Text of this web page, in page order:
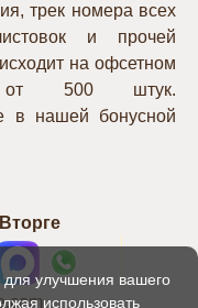
улучшения вашего
использовать
трек номера всех
и прочей
на офсетном
от 500 штук.
в нашей бонусной